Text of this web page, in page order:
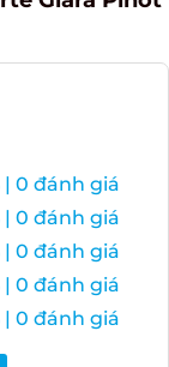
đánh giá
đánh giá
đánh giá
đánh giá
đánh giá